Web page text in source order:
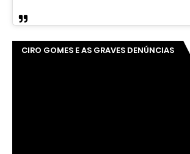
CIRO GOMES E AS GRAVES DENÚNCIAS